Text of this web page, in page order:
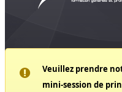
Veuillez prendre
mini‑session de